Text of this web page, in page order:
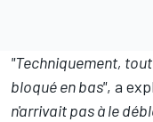
"Techniquement,
bloqué en bas", a
n'arrivait pas à le